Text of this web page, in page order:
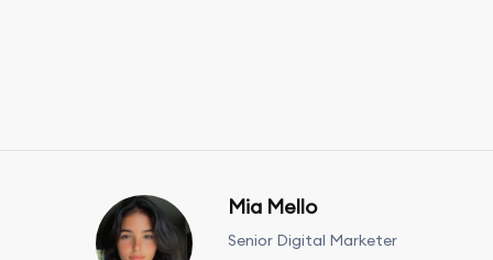
Mia Mello
Senior Digital Marketer